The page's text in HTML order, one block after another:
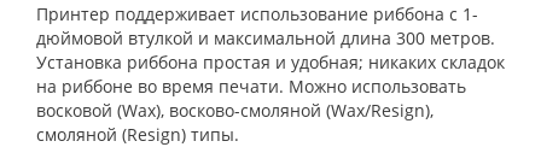
Принтер поддерживает использование риббона с 1-
дюймовой втулкой и максимальной длина 300 метров.
Установка риббона простая и удобная; никаких складок
на риббоне во время печати. Можно использовать
восковой (Wax), восково-смоляной (Wax/Resign),
смоляной (Resign) типы.